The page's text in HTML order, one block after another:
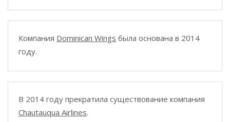
Компания Dominican Wings была основана в 2014
году.
В 2014 году прекратила существование компания
Chautauqua Airlines.